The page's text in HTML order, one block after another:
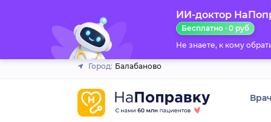
ИИ-доктор
Бесплатно · 0 руб
Не знаете, к кому
Город: Балабаново